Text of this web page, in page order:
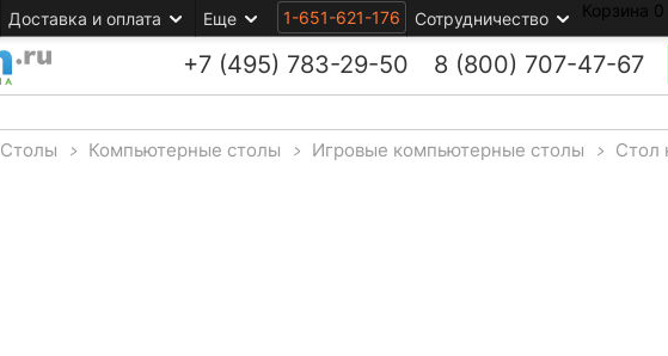
Доставка и оплата Еще 1-651-621-176 Сотрудничество Корзина 0
+7 (495) 783-29-50 8 (800) 707-47-67
Столы > Компьютерные столы > Игровые компьютерные столы > Стол